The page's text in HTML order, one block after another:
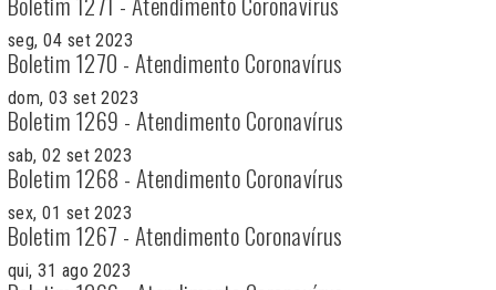
seg, 04 set 2023
Boletim 1270 - Atendimento Coronavírus
dom, 03 set 2023
Boletim 1269 - Atendimento Coronavírus
sab, 02 set 2023
Boletim 1268 - Atendimento Coronavírus
sex, 01 set 2023
Boletim 1267 - Atendimento Coronavírus
qui, 31 ago 2023